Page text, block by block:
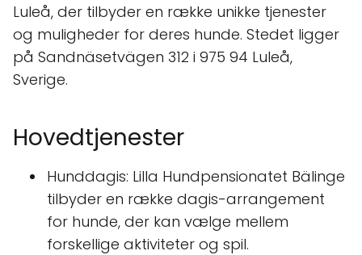
Luleå, der tilbyder en række unikke tjenester
og muligheder for deres hunde. Stedet ligger
på Sandnäsetvägen 312 i 975 94 Luleå,
Sverige.
Hovedtjenester
Hunddagis: Lilla Hundpensionatet Bälinge
tilbyder en række dagis-arrangement
for hunde, der kan vælge mellem
forskellige aktiviteter og spil.